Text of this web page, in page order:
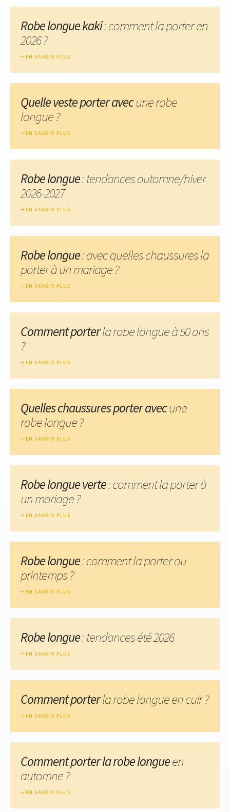
Robe longue kaki: comment la porter en
2026 ?
EN SAVOIR PLUS
Quelle veste porter avecune robe
longue ?
EN SAVOIR PLUS
Robe longue: tendances automne/hiver
2026-2027
EN SAVOIR PLUS
Robe longue: avec quelles chaussures la
porter à un mariage ?
EN SAVOIR PLUS
Comment porterla robe longue à 50 ans
?
EN SAVOIR PLUS
Quelles chaussures porter avecune
robe longue ?
EN SAVOIR PLUS
Robe longue verte: comment la porter à
un mariage ?
EN SAVOIR PLUS
Robe longue: comment la porter au
printemps ?
EN SAVOIR PLUS
Robe longue: tendances été 2026
EN SAVOIR PLUS
Comment porterla robe longue en cuir ?
EN SAVOIR PLUS
Comment porter la robe longueen
automne ?
EN SAVOIR PLUS